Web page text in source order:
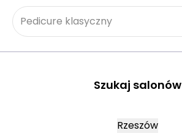
Pedicure klasyczny
Szukaj salonów
Rzeszów